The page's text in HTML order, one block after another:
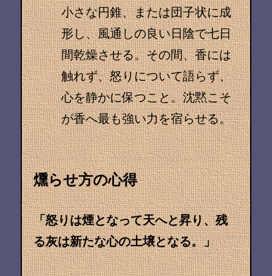
小さな円錐、または団子状に成
形し、風通しの良い日陰で七日
間乾燥させる。その間、香には
触れず、怒りについて語らず、
心を静かに保つこと。沈黙こそ
が香へ最も強い力を宿らせる。
燻らせ方の心得
「怒りは煙となって天へと昇り、残
る灰は新たな心の土壌となる。」